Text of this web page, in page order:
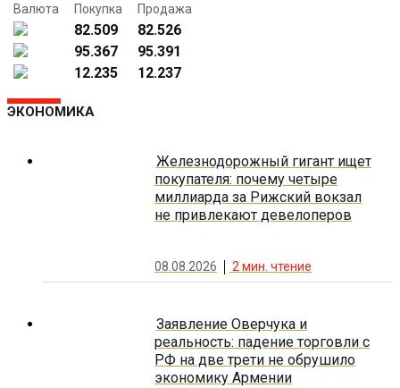
Валюта Покупка Продажа
82.509
82.526
95.367
95.391
12.235
12.237
ЭКОНОМИКА
Железнодорожный гигант ищет
покупателя: почему четыре
миллиарда за Рижский вокзал
не привлекают девелоперов
08.08.2026 2 мин. чтение
Заявление Оверчука и
реальность: падение торговли с
РФ на две трети не обрушило
экономику Армении